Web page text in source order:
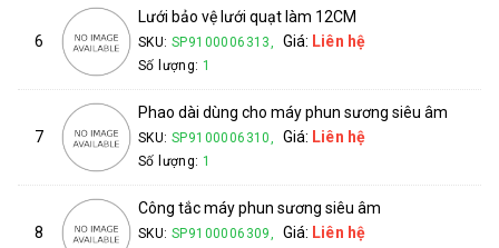
6
Lưới bảo vệ lưới quạt làm 12CM
SKU: SP9100006313, Giá: Liên hệ
Số lượng: 1
7
Phao dài dùng cho máy phun sương siêu âm
SKU: SP9100006310, Giá: Liên hệ
Số lượng: 1
8
Công tắc máy phun sương siêu âm
SKU: SP9100006309, Giá: Liên hệ